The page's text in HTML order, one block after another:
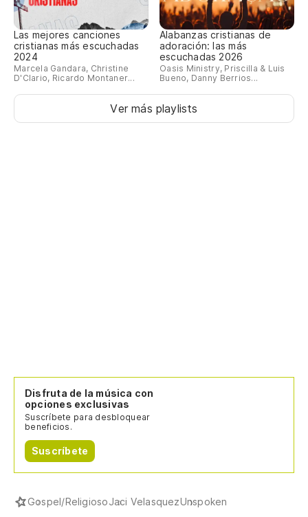
Las mejores canciones
cristianas más escuchadas
2024
Marcela Gandara, Christine
D'Clario, Ricardo Montaner...
Alabanzas cristianas de
adoración: las más
escuchadas 2026
Oasis Ministry, Priscilla & Luis
Bueno, Danny Berrios...
Ver más playlists
Disfruta de la música con
opciones exclusivas
Suscríbete para desbloquear
beneficios.
Suscríbete
Gospel/ReligiosoJaci VelasquezUnspoken